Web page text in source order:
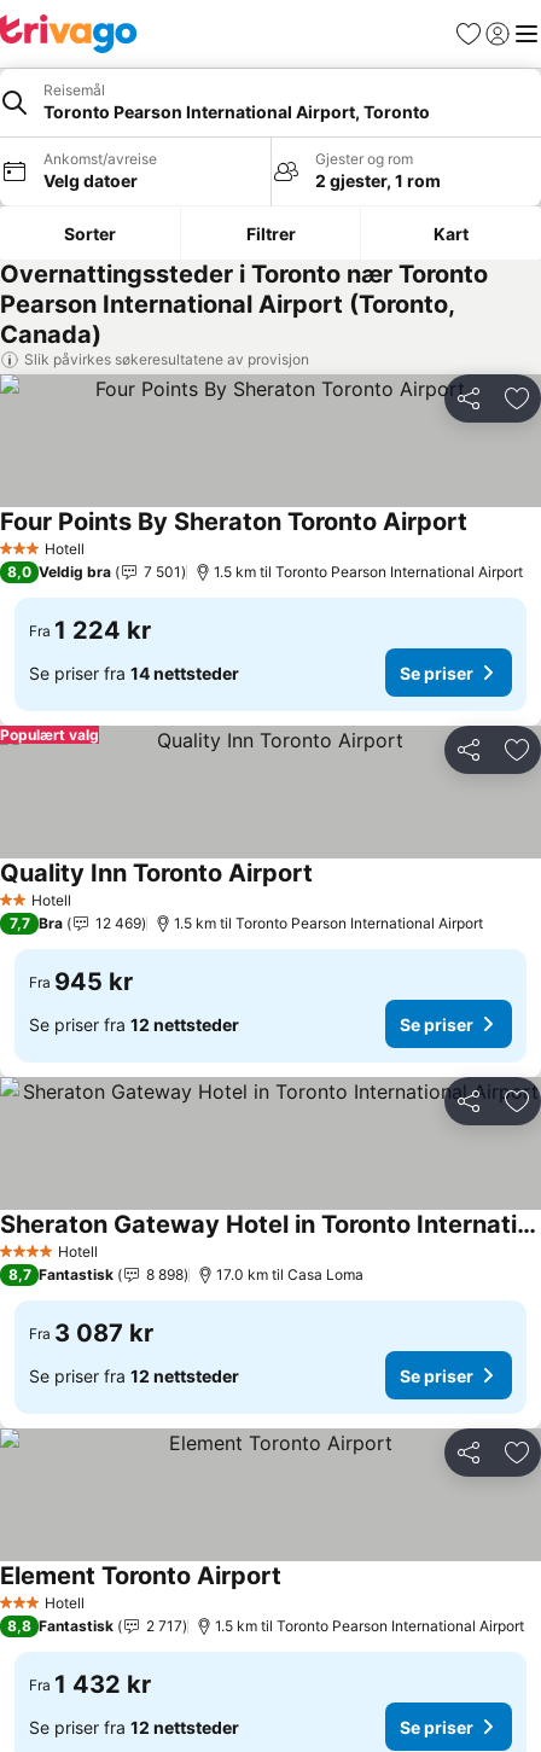
Favoritter
Logg
Reisemål
Toronto Pearson International Airport, Toronto
Ankomst/avreise
Velg datoer
Gjester og rom
2 gjester, 1 rom
Sorter Filtrer Kart
Overnattingssteder i Toronto nær Toronto
Pearson International Airport (Toronto,
Canada)
Slik påvirkes søkeresultatene av provisjon
Del
3 StjernerHotell
Four Points By Sheraton Toronto Airport
8,0 Veldig bra 7 501 1.5 km til Toronto Pearson International Airport
Fra 1 224 kr
Se priser fra 14 nettsteder Se priser
Del
Populært valg
2 Stjerner
Hotell
Quality Inn Toronto Airport
7,7 Bra 12 469 1.5 km til Toronto Pearson International Airport
Fra 945 kr
Se priser fra 12 nettsteder Se priser
Del
4 StjernerHotell
Sheraton Gateway Hotel in Toronto International Airport
8,7 Fantastisk 8 898 17.0 km til Casa Loma
Fra 3 087 kr
Se priser fra 12 nettsteder Se priser
Del
3 StjernerHotell
Element Toronto Airport
8,8 Fantastisk 2 717 1.5 km til Toronto Pearson International Airport
Fra 1 432 kr
Se priser fra 12 nettsteder Se priser